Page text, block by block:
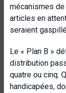
mécanismes
articles en
seraient
Le « Plan B »
distribution
quatre ou cinq.
handicapées,